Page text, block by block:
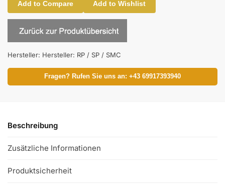
Add to Compare Add to Wishlist
Hersteller: Hersteller: RP / SP / SMC
Fragen? Rufen Sie uns an: +43 69917393940
Beschreibung
Zusätzliche Informationen
Produktsicherheit